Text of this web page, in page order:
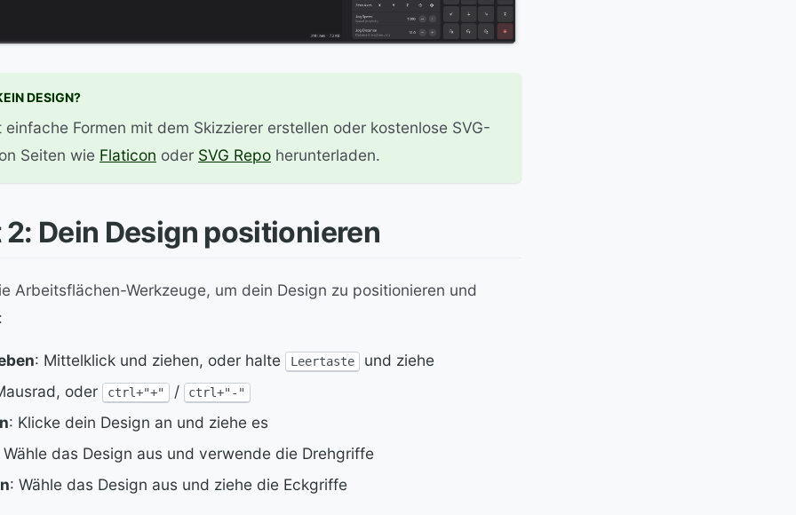
DESIGN?
einfache Formen mit dem Skizzierer erstellen oder kostenlose SVG-
Seiten wie Flaticon oder SVG Repo herunterladen.
Dein Design positionieren
Arbeitsflächen-Werkzeuge, um dein Design zu positionieren und
: Mittelklick und ziehen, oder halte Leertaste
und ziehe
oder
ctrl+"+" / ctrl+"-"
: Klicke dein Design an und ziehe es
Wähle das Design aus und verwende die Drehgriffe
: Wähle das Design aus und ziehe die Eckgriffe